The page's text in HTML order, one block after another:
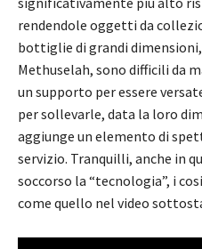
rendendole oggetti da
bottiglie di grandi
Methuselah, sono difficili da
un supporto per essere
per sollevarle, data la loro
aggiunge un elemento di
servizio. Tranquilli, anche in
soccorso la “tecnologia”, i
come quello nel video